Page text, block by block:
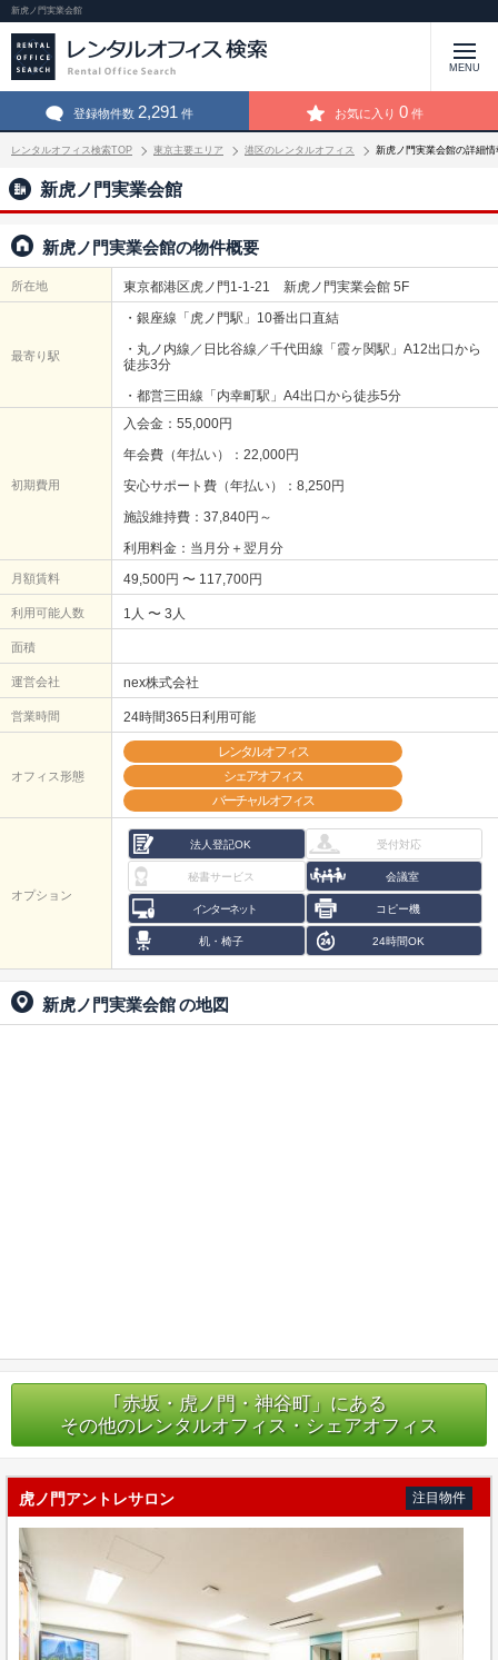
新虎ノ門実業会館
MENU
登録物件数 2,291 件 お気に入り 0 件
レンタルオフィス検索TOP 東京主要エリア 港区のレンタルオフィス 新虎ノ門実業会館の詳細情
新虎ノ門実業会館
新虎ノ門実業会館の物件概要
所在地 東京都港区虎ノ門1-1-21 新虎ノ門実業会館 5F
最寄り駅
・銀座線「虎ノ門駅」10番出口直結
・丸ノ内線／日比谷線／千代田線「霞ヶ関駅」A12出口から
徒歩3分
・都営三田線「内幸町駅」A4出口から徒歩5分
初期費用
入会金：55,000円
年会費（年払い）：22,000円
安心サポート費（年払い）：8,250円
施設維持費：37,840円～
利用料金：当月分＋翌月分
月額賃料 49,500円 〜 117,700円
利用可能人数 1人 〜 3人
面積
運営会社 nex株式会社
営業時間 24時間365日利用可能
オフィス形態
レンタルオフィス
シェアオフィス
バーチャルオフィス
オプション
法人登記OK 受付対応
秘書サービス 会議室
インターネット コピー機
机・椅子 24時間OK
新虎ノ門実業会館の地図
｢赤坂・虎ノ門・神谷町」にある
その他のレンタルオフィス・シェアオフィス
虎ノ門アントレサロン 注目物件